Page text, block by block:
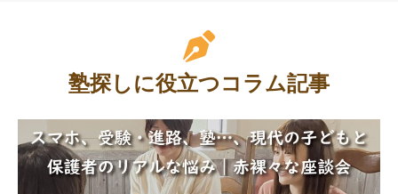
塾探しに役立つコラム記事